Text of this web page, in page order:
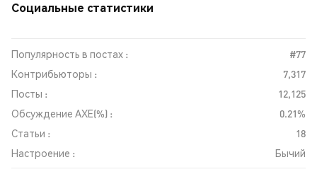
Социальные статистики
Популярность в постах :
#77
Контрибьюторы :
7,317
Посты :
12,125
Обсуждение AXE(%) :
0.21%
Статьи :
18
Настроение :
Бычий